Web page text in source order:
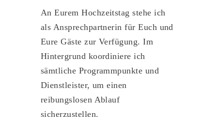
An Eurem Hochzeitstag stehe ich
als Ansprechpartnerin für Euch und
Eure Gäste zur Verfügung. Im
Hintergrund koordiniere ich
sämtliche Programmpunkte und
Dienstleister, um einen
reibungslosen Ablauf
sicherzustellen.